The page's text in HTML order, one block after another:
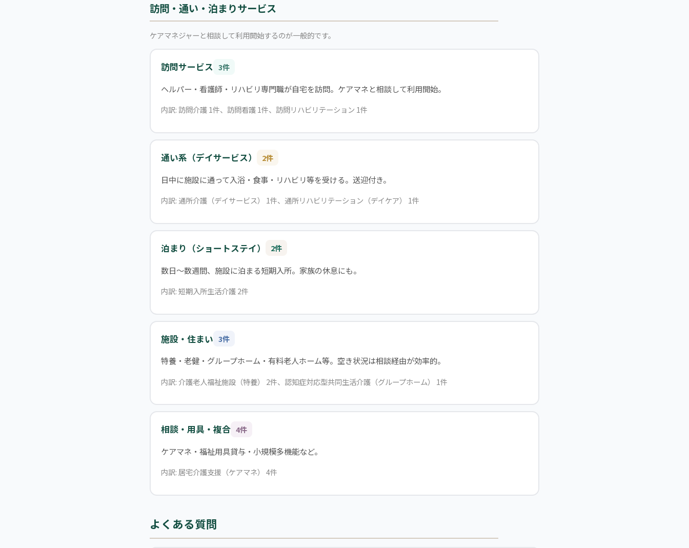
訪問・通い・泊まりサービス
ケアマネジャーと相談して利用開始するのが一般的です。
訪問サービス 3件
ヘルパー・看護師・リハビリ専門職が自宅を訪問。ケアマネと相談して利用開始。
内訳: 訪問介護 1件、訪問看護 1件、訪問リハビリテーション 1件
通い系（デイサービス） 2件
日中に施設に通って入浴・食事・リハビリ等を受ける。送迎付き。
内訳: 通所介護（デイサービス） 1件、通所リハビリテーション（デイケア） 1件
泊まり（ショートステイ） 2件
数日〜数週間、施設に泊まる短期入所。家族の休息にも。
内訳: 短期入所生活介護 2件
施設・住まい 3件
特養・老健・グループホーム・有料老人ホーム等。空き状況は相談経由が効率的。
内訳: 介護老人福祉施設（特養） 2件、認知症対応型共同生活介護（グループホーム） 1件
相談・用具・複合 4件
ケアマネ・福祉用具貸与・小規模多機能など。
内訳: 居宅介護支援（ケアマネ） 4件
よくある質問